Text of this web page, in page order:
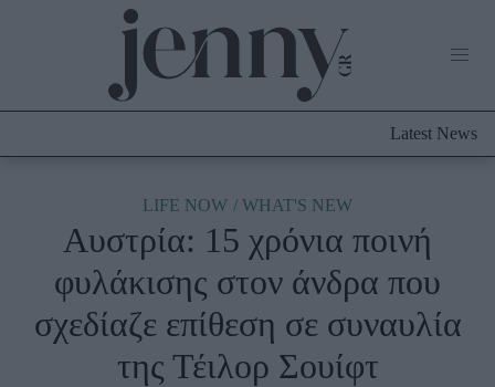
Culture
Fashion
Shopping
Styling Tips
Fashion News
Latest News
LIFE NOW WHAT'S NEW
Αυστρία: 15 χρόνια ποινή
φυλάκισης στον άνδρα που
σχεδίαζε επίθεση σε συναυλία
της Τέιλορ Σουίφτ